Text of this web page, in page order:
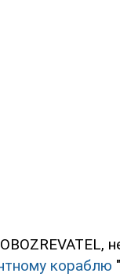
кораблю